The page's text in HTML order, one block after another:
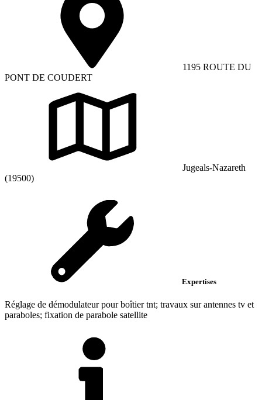
1195 ROUTE DU
PONT DE COUDERT
Jugeals-Nazareth
(19500)
Expertises
Réglage de démodulateur pour boîtier tnt; travaux sur antennes tv et
paraboles; fixation de parabole satellite